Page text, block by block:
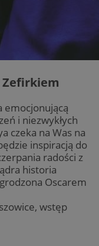
Zefirkiem
emocjonującą
i niezwykłych
czeka na Was na
inspiracją do
radości z
historia
Oscarem
wstęp